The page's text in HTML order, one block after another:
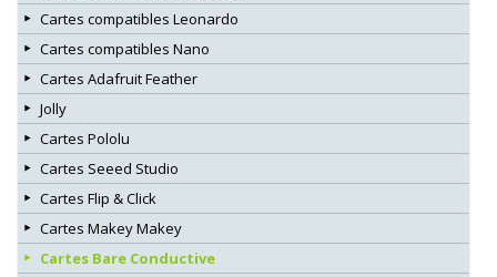
Cartes compatibles Leonardo
Cartes compatibles Nano
Cartes Adafruit Feather
Jolly
Cartes Pololu
Cartes Seeed Studio
Cartes Flip & Click
Cartes Makey Makey
Cartes Bare Conductive